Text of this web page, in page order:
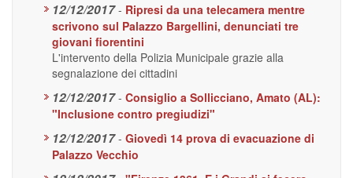
12/12/2017 - Ripresi da una telecamera mentre
scrivono sul Palazzo Bargellini, denunciati tre
giovani fiorentini
L'intervento della Polizia Municipale grazie alla
segnalazione dei cittadini
12/12/2017 - Consiglio a Sollicciano, Amato (AL):
"Inclusione contro pregiudizi"
12/12/2017 - Giovedì 14 prova di evacuazione di
Palazzo Vecchio